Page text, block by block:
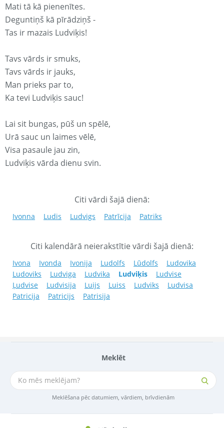
Meklēt
Meklēšana pēc datumiem, vārdiem, brīvdienām
Mati tā kā pienenītes.
Deguntiņš kā pīrādziņš -
Tas ir mazais Ludviķis!
Tavs vārds ir smuks,
Tavs vārds ir jauks,
Man prieks par to,
Ka tevi Ludviķis sauc!
Lai sit bungas, pūš un spēlē,
Urā sauc un laimes vēlē,
Visa pasaule jau zin,
Ludviķis vārda dienu svin.
Citi vārdi šajā dienā:
Ivonna Ludis Ludvigs Patrīcija Patriks
Citi kalendārā neierakstītie vārdi šajā dienā:
Ivona Ivonda Ivonija Ludolfs Lūdolfs
Ludovika
Ludoviks
Ludviga Ludvika Ludviķis
Ludvise
Ļudvise
Ludvisija Luijs Luiss Ludviks
Ludvisa
Patricija
Patricijs Patrisija